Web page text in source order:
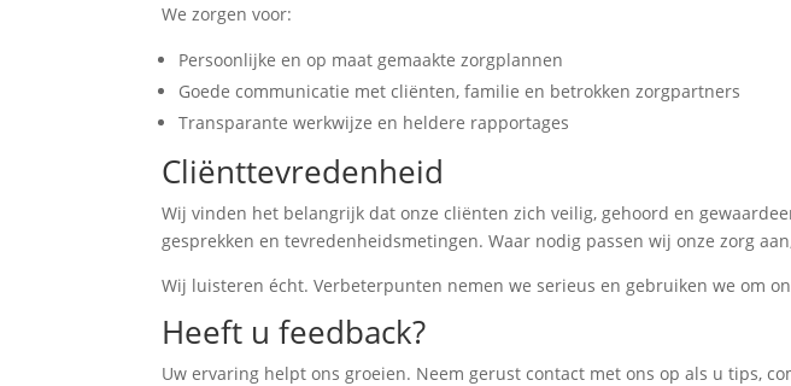
We zorgen voor:
Persoonlijke en op maat gemaakte zorgplannen
Goede communicatie met cliënten, familie en betrokken zorgpartners
Transparante werkwijze en heldere rapportages
Cliënttevredenheid
Wij vinden het belangrijk dat onze cliënten zich veilig, gehoord en
gesprekken en tevredenheidsmetingen. Waar nodig passen wij onze zorg
Wij luisteren écht. Verbeterpunten nemen we serieus en gebruiken we om
Heeft u feedback?
Uw ervaring helpt ons groeien. Neem gerust contact met ons op als u tips,